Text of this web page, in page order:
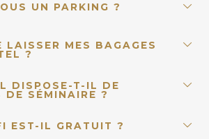
UN PARKING ?
LAISSER MES BAGAGES
?
DISPOSE-T-IL DE
DE SÉMINAIRE ?
EST-IL GRATUIT ?